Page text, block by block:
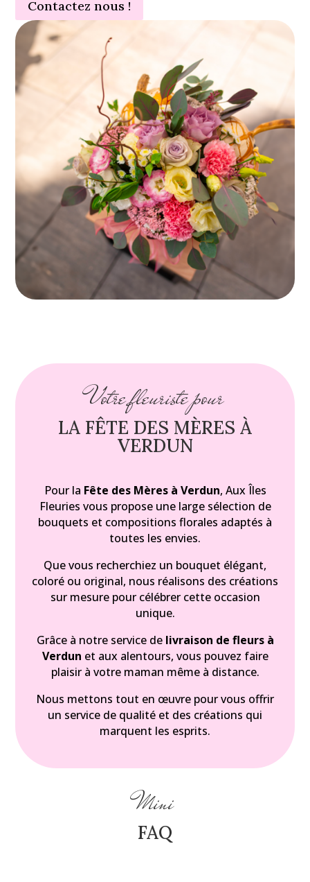
Contactez nous !
Votre fleuriste pour
LA FÊTE DES MÈRES À
VERDUN
Pour la Fête des Mères à Verdun, Aux Îles
Fleuries vous propose une large sélection de
bouquets et compositions florales adaptés à
toutes les envies.
Que vous recherchiez un bouquet élégant,
coloré ou original, nous réalisons des créations
sur mesure pour célébrer cette occasion
unique.
Grâce à notre service de livraison de fleurs à
Verdun et aux alentours, vous pouvez faire
plaisir à votre maman même à distance.
Nous mettons tout en œuvre pour vous offrir
un service de qualité et des créations qui
marquent les esprits.
Mini
FAQ